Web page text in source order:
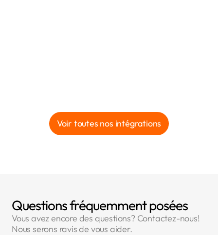
Voir toutes nos intégrations
Questions fréquemment posées
Vous avez encore des questions? Contactez-nous!
Nous serons ravis de vous aider.